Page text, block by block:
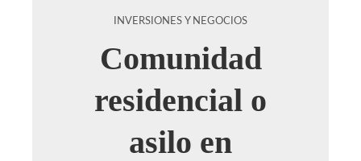
INVERSIONES Y NEGOCIOS
Comunidad
residencial o
asilo en